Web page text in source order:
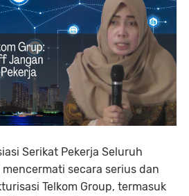
Serikat Pekerja Seluruh
mencermati secara serius dan
Telkom Group, termasuk